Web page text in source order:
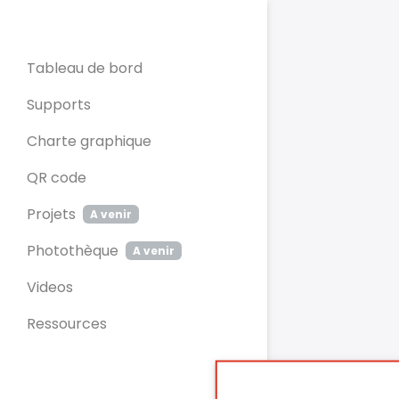
Tableau de bord
Supports
Charte graphique
QR code
Projets
A venir
Photothèque A venir
Videos
Ressources